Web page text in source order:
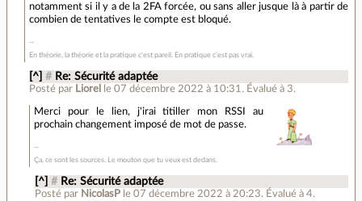
notamment si il y a de la 2FA forcée, ou sans aller jusque là à partir de
combien de tentatives le compte est bloqué.
En théorie, la théorie et la pratique c'est pareil. En pratique c'est pas vrai.
[^] # Re: Sécurité adaptée
Posté par Liorel le 07 décembre 2022 à 10:31 . Évalué à 3.
Merci pour le lien, j'irai titiller mon RSSI au
prochain changement imposé de mot de passe.
Ça, ce sont les sources. Le mouton que tu veux est dedans.
[^] # Re: Sécurité adaptée
Posté par NicolasP le 07 décembre 2022 à 20:23. Évalué à 4.